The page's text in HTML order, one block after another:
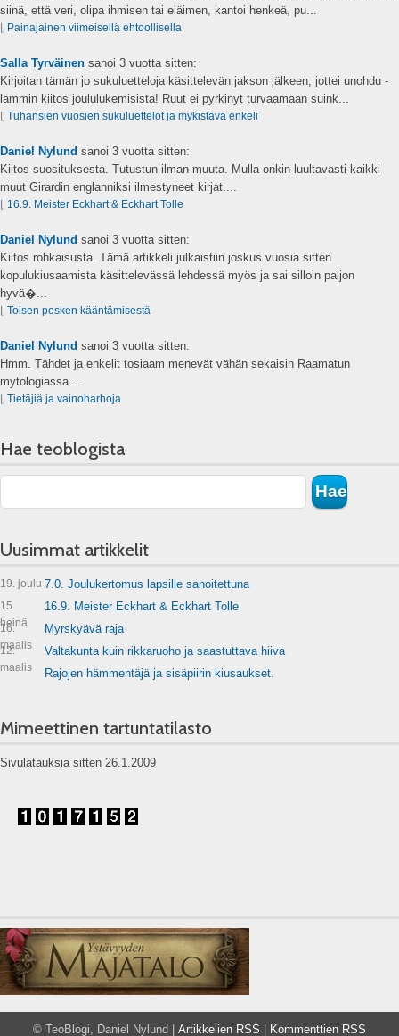
siinä, että veri, olipa ihmisen tai eläimen, kantoi henkeä, pu...
⌊ Painajainen viimeisellä ehtoollisella
Salla Tyrväinen sanoi 3 vuotta sitten:
Kirjoitan tämän jo sukuluetteloja käsittelevän jakson jälkeen, jottei unohdu -
lämmin kiitos joululukemisista! Ruut ei pyrkinyt turvaamaan suink...
⌊ Tuhansien vuosien sukuluettelot ja mykistävä enkeli
Daniel Nylund sanoi 3 vuotta sitten:
Kiitos suosituksesta. Tutustun ilman muuta. Mulla onkin luultavasti kaikki
muut Girardin englanniksi ilmestyneet kirjat....
⌊ 16.9. Meister Eckhart & Eckhart Tolle
Daniel Nylund sanoi 3 vuotta sitten:
Kiitos rohkaisusta. Tämä artikkeli julkaistiin joskus vuosia sitten
kopulukiusaamista käsittelevässä lehdessä myös ja sai silloin paljon
hyvä�...
⌊ Toisen posken kääntämisestä
Daniel Nylund sanoi 3 vuotta sitten:
Hmm. Tähdet ja enkelit tosiaam menevät vähän sekaisin Raamatun
mytologiassa....
⌊ Tietäjiä ja vainoharhoja
Hae teoblogista
Uusimmat artikkelit
19. joulu 7.0. Joulukertomus lapsille sanoitettuna
15.
heinä
16.9. Meister Eckhart & Eckhart Tolle
16.
maalis
Myrskyävä raja
12.
maalis
Valtakunta kuin rikkaruoho ja saastuttava hiiva
Rajojen hämmentäjä ja sisäpiirin kiusaukset.
Mimeettinen tartuntatilasto
Sivulatauksia sitten 26.1.2009
© TeoBlogi, Daniel Nylund | Artikkelien RSS Kommenttien RSS